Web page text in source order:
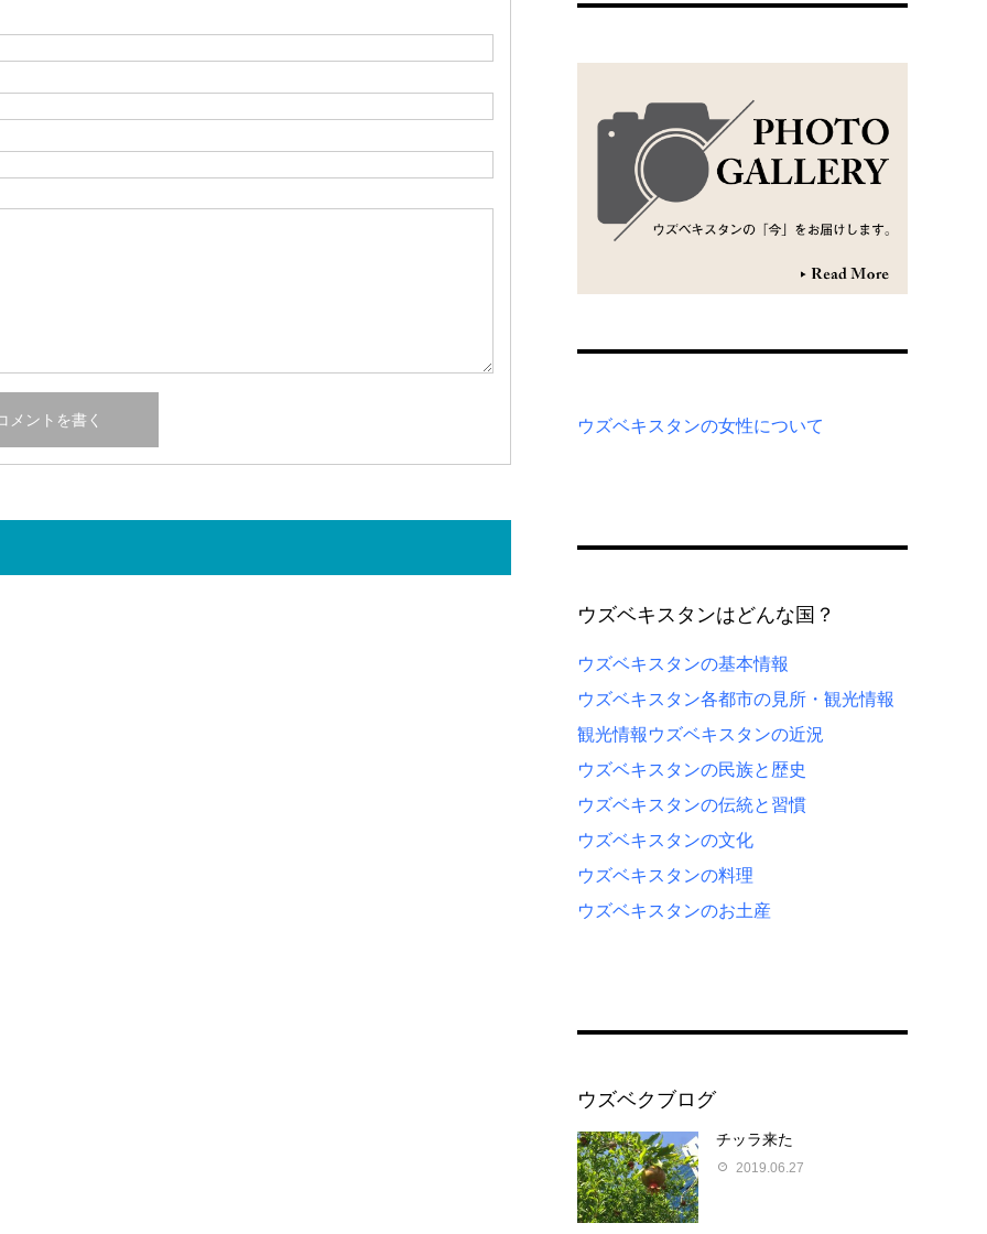
ウズベキスタンの女性について
ウズベキスタンはどんな国？
ウズベキスタンの基本情報
ウズベキスタン各都市の見所・観光情報
観光情報 ウズベキスタンの近況
ウズベキスタンの民族と歴史
ウズベキスタンの伝統と習慣
ウズベキスタンの文化
ウズベキスタンの料理
ウズベキスタンのお土産
ウズベクブログ
チッラ来た
2019.06.27